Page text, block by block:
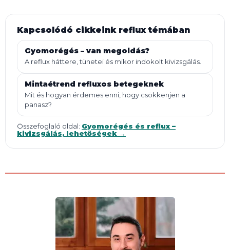
Kapcsolódó cikkeink reflux témában
Gyomorégés – van megoldás?
A reflux háttere, tünetei és mikor indokolt kivizsgálás.
Mintaétrend refluxos betegeknek
Mit és hogyan érdemes enni, hogy csökkenjen a
panasz?
Összefoglaló oldal: Gyomorégés és reflux –
kivizsgálás, lehetőségek →